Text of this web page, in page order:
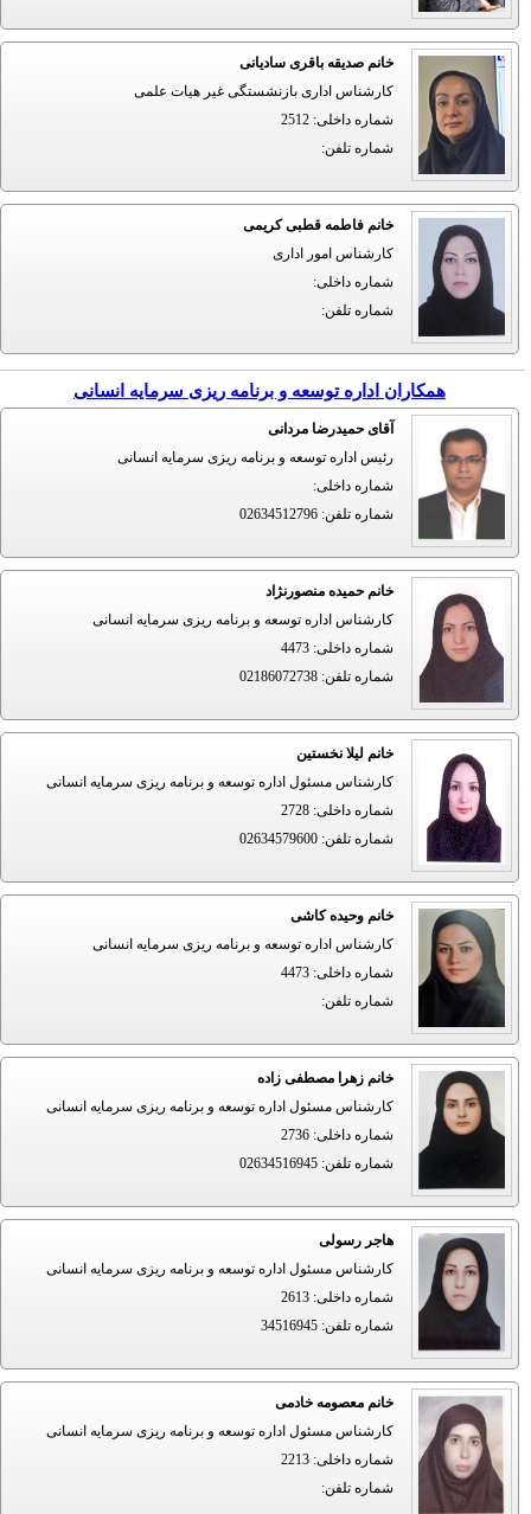
خانم صدیقه باقری سادیانی
کارشناس اداری بازنشستگی غیر هیات علمی
شماره داخلی:
2512
شماره تلفن:
خانم فاطمه قطبی کریمی
کارشناس امور اداری
شماره داخلی:
شماره تلفن:
همکاران اداره توسعه و برنامه ریزی سرمایه انسانی
آقای حمیدرضا مردانی
رئیس اداره توسعه و برنامه ریزی سرمایه انسانی
شماره داخلی:
شماره تلفن:
02634512796
خانم حمیده منصورنژاد
کارشناس اداره توسعه و برنامه ریزی سرمایه انسانی
شماره داخلی:
4473
شماره تلفن:
02186072738
خانم لیلا نخستین
کارشناس مسئول اداره توسعه و برنامه ریزی سرمایه انسانی
شماره داخلی:
2728
شماره تلفن:
02634579600
خانم وحیده کاشی
کارشناس اداره توسعه و برنامه ریزی سرمایه انسانی
شماره داخلی:
4473
شماره تلفن:
خانم زهرا مصطفی زاده
کارشناس مسئول اداره توسعه و برنامه ریزی سرمایه انسانی
شماره داخلی:
2736
شماره تلفن:
02634516945
هاجر رسولی
کارشناس مسئول اداره توسعه و برنامه ریزی سرمایه انسانی
شماره داخلی:
2613
شماره تلفن:
34516945
خانم معصومه خادمی
کارشناس مسئول اداره توسعه و برنامه ریزی سرمایه انسانی
شماره داخلی:
2213
شماره تلفن: